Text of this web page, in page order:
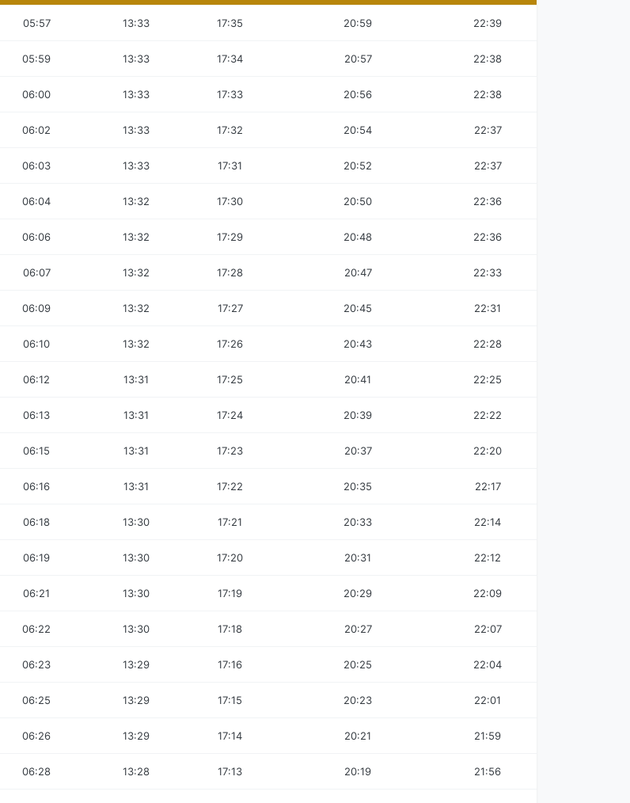
05:57 13:33 17:35 20:59 22:39
05:59 13:33 17:34 20:57 22:38
06:00 13:33 17:33 20:56 22:38
06:02 13:33 17:32 20:54 22:37
06:03 13:33 17:31 20:52 22:37
06:04 13:32 17:30 20:50 22:36
06:06 13:32 17:29 20:48 22:36
06:07 13:32 17:28 20:47 22:33
06:09 13:32 17:27 20:45 22:31
06:10 13:32 17:26 20:43 22:28
06:12 13:31 17:25 20:41 22:25
06:13 13:31 17:24 20:39 22:22
06:15 13:31 17:23 20:37 22:20
06:16 13:31 17:22 20:35 22:17
06:18 13:30 17:21 20:33 22:14
06:19 13:30 17:20 20:31 22:12
06:21 13:30 17:19 20:29 22:09
06:22 13:30 17:18 20:27 22:07
06:23 13:29 17:16 20:25 22:04
06:25 13:29 17:15 20:23 22:01
06:26 13:29 17:14 20:21 21:59
06:28 13:28 17:13 20:19 21:56